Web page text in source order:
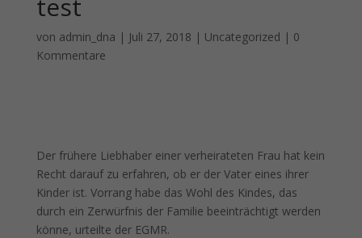
test
von admin_dna | Juli 27, 2018 | Uncategorized | 0
Kommentare
Der frühere Liebhaber einer verheirateten Frau hat kein
Recht darauf zu erfahren, ob er der Vater eines ihrer
Kinder ist. Vorrang habe das Wohl des Kindes, das
durch ein Zerwürfnis der Familie beeinträchtigt werden
könne, urteilte der EGMR.